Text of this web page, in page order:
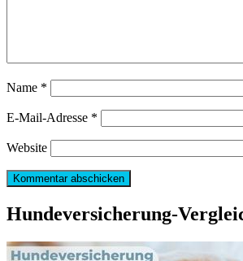
Name *
E-Mail-Adresse *
Website
Hundeversicherung-